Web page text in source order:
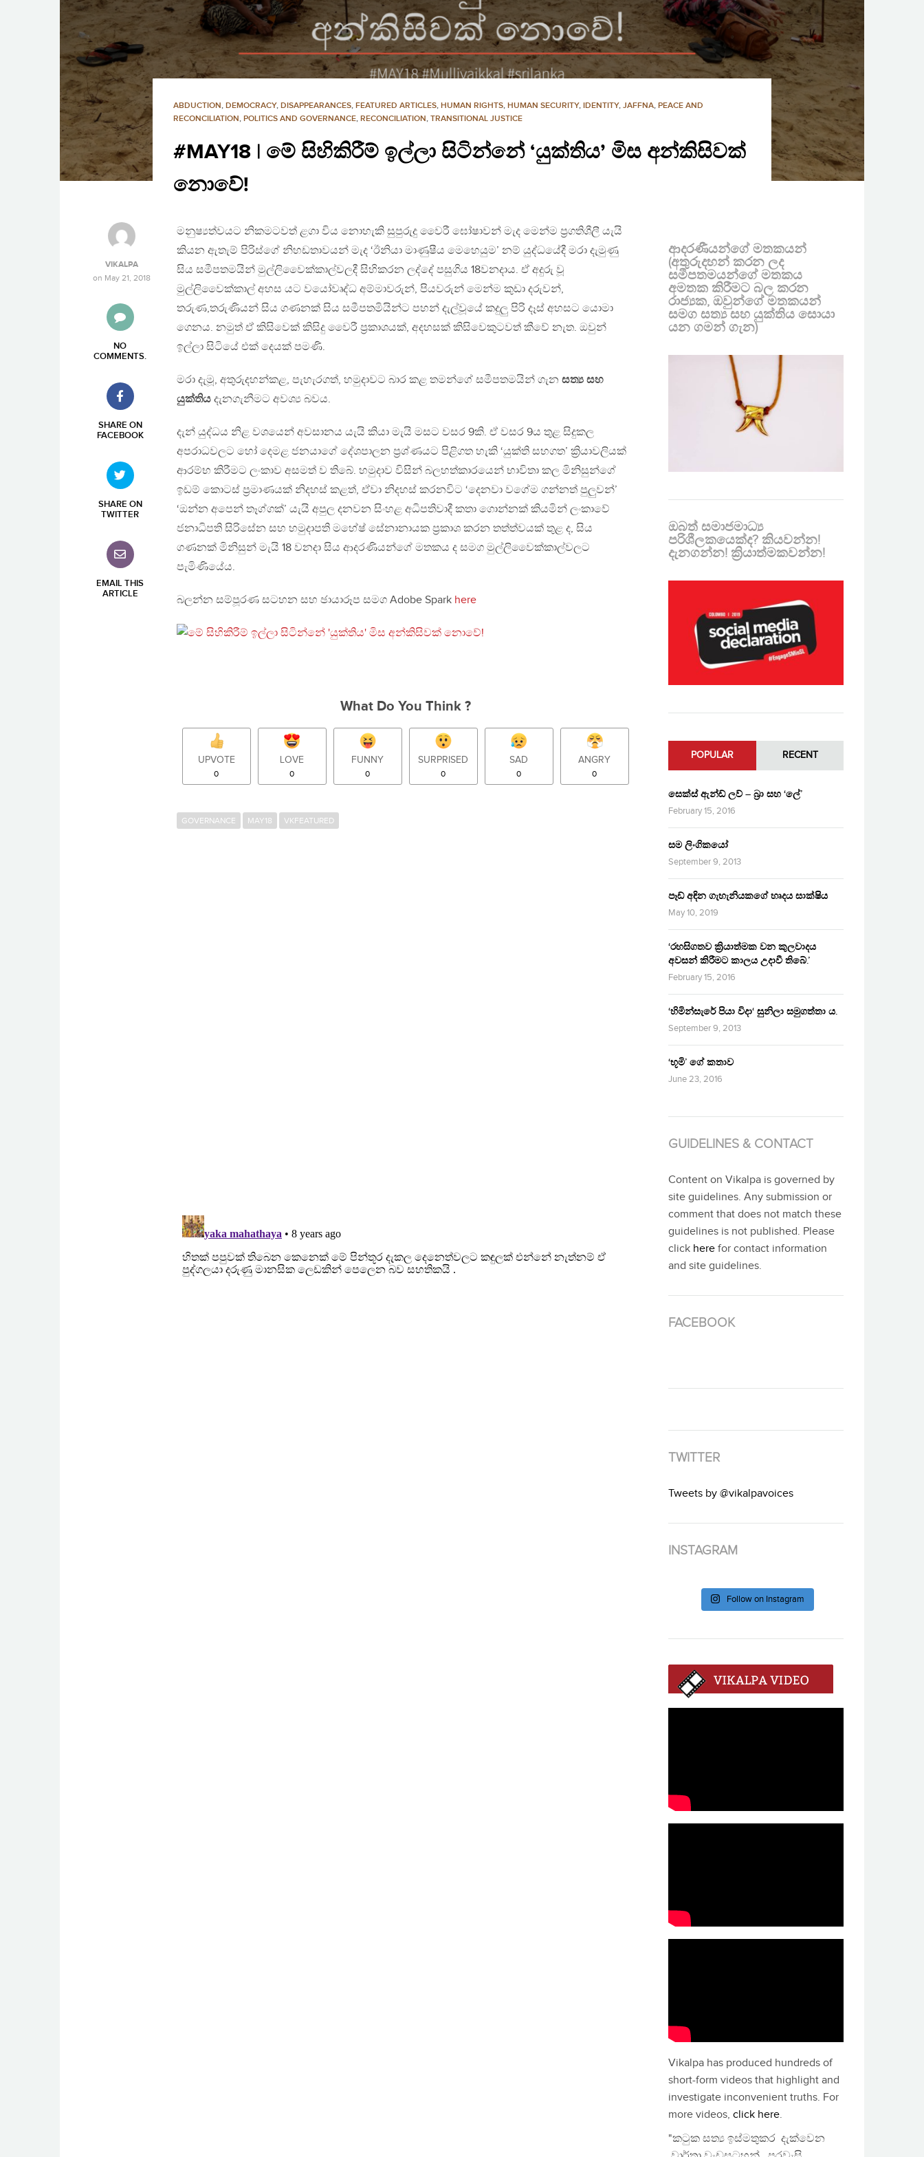
ABDUCTION, DEMOCRACY, DISAPPEARANCES, FEATURED ARTICLES, HUMAN RIGHTS, HUMAN SECURITY, IDENTITY, JAFFNA, PEACE AND
RECONCILIATION, POLITICS AND GOVERNANCE, RECONCILIATION, TRANSITIONAL JUSTICE
#MAY18 | මේ සිහිකිරීම් ඉල්ලා සිටින්නේ ‘යුක්තිය’ මිස අන්කිසිවක්
නොවේ!
VIKALPA
on May 21, 2018
NO
COMMENTS.
SHARE ON
FACEBOOK
SHARE ON
TWITTER
EMAIL THIS
ARTICLE
මනුෂ්‍යත්වයට නිකමටවත් ළගා විය නොහැකි සුපුරුදු වෛරී ඝෝෂාවන් මැද මෙන්ම ප්‍රගතිශීලී යැයි
කියන ඇතැම් පිරිස්ගේ නිහඩතාවයන් මැද ‘ඊනියා මාණුෂීය මෙහෙයුම’ නම් යුද්ධයේදී මරා දැමුණු
සිය සමීපතමයින් මුල්ලිවෛක්කාල්වලදී සිහිකරන ලද්දේ පසුගිය 18වනදාය. ඒ අදුරු වූ
මුල්ලිවෛක්කාල් අහස යට වයෝවෘද්ධ අම්මාවරුන්, පියවරුන් මෙන්ම කුඩා දරුවන්,
තරුණ,තරුණියන් සිය ගණනක් සිය සමීපතමියින්ට පහන් දැල්වූයේ කදුලු පිරි දෑස් අහසට යොමා
ගෙනය. නමුත් ඒ කිසිවෙක් කිසිදු වෛරී ප්‍රකාශයක්, අදහසක් කිසිවෙකුටවත් කීවේ නැත. ඔවුන්
ඉල්ලා සිටියේ එක් දෙයක් පමණි.
මරා දැමූ, අතුරුදහන්කළ, පැහැරගත්, හමුදාවට බාර කළ තමන්ගේ සමීපතමයින් ගැන සත්‍ය සහ
යුක්තිය දැනගැනීමට අවශ්‍ය බවය.
දැන් යුද්ධය නිළ වශයෙන් අවසානය යැයි කියා මැයි මසට වසර 9කි. ඒ වසර 9ය තුළ සිදුකල
අපරාධවලට හෝ දෙමළ ජනයාගේ දේශපාලන ප්‍රශ්ණයට පිළිගත හැකි ‘යුක්ති සහගත’ ක්‍රියාවලියක්
ආරම්භ කිරීමට ලංකාව අසමත් ව තිබේ. හමුදාව විසින් බලහත්කාරයෙන් භාවිතා කල මිනිසුන්ගේ
ඉඩම් කොටස් ප්‍රමාණයක් නිදහස් කළත්, ඒවා නිදහස් කරනවිට ‘දෙනවා වගේම ගන්නත් පුලුවන්’
‘ඔන්න අපෙන් තෑග්ගක්’ යැයි අපුල දනවන සිංහළ අධිපතිවාදී කතා ගොන්නක් කියමින් ලංකාවේ
ජනාධිපති සිරිසේන සහ හමුදාපති මහේෂ් සේනානායක ප්‍රකාශ කරන තත්ත්වයක් තුළ ද, සිය
ගණනක් මිනිසුන් මැයි 18 වනදා සිය ආදරණියන්ගේ මතකය ද සමග මුල්ලිවෛක්කාල්වලට
පැමිණියේය.
බලන්න සම්පූරණ සටහන සහ ඡායාරූප සමග Adobe Spark here
What Do You Think ?
UPVOTE
0
LOVE
0
FUNNY
0
SURPRISED
0
SAD
0
ANGRY
0
GOVERNANCE MAY18 VKFEATURED
ආදරණීයන්ගේ මතකයන්
(අතුරුදහන් කරන ලද
සමීපතමයන්ගේ මතකය
අමතක කිරීමට බල කරන
රාජ්‍යක, ඔවුන්ගේ මතකයන්
සමග සත්‍ය සහ යුක්තිය සොයා
යන ගමන් ගැන)
ඔබත් සමාජමාධ්‍ය
පරිශීලකයෙක්ද? කියවන්න!
දැනගන්න! ක්‍රියාත්මකවන්න!
POPULAR RECENT
සෙක්ස් ඇන්ඩ් ලව් – බ්‍රා සහ ‘ලේ’
February 15, 2016
සම ලිංගිකයෝ
September 9, 2013
පෑඩ් අඳින ගැහැනියකගේ හෘදය සාක්ෂිය
May 10, 2019
‘රහසිගතව ක්‍රියාත්මක වන කුලවාදය
අවසන් කිරීමට කාලය උදාවී තිබේ.’
February 15, 2016
‘හිමින්සැරේ පියා විදා‘ සුනිලා සමුගත්තා ය.
September 9, 2013
‘භූමි’ ගේ කතාව
June 23, 2016
GUIDELINES & CONTACT
Content on Vikalpa is governed by
site guidelines. Any submission or
comment that does not match these
guidelines is not published. Please
click here for contact information
and site guidelines.
FACEBOOK
TWITTER
Tweets by @vikalpavoices
INSTAGRAM
Follow on Instagram
Vikalpa has produced hundreds of
short-form videos that highlight and
investigate inconvenient truths. For
more videos, click here.
"කටුක සත්‍ය ඉස්මතුකර දැක්වෙන